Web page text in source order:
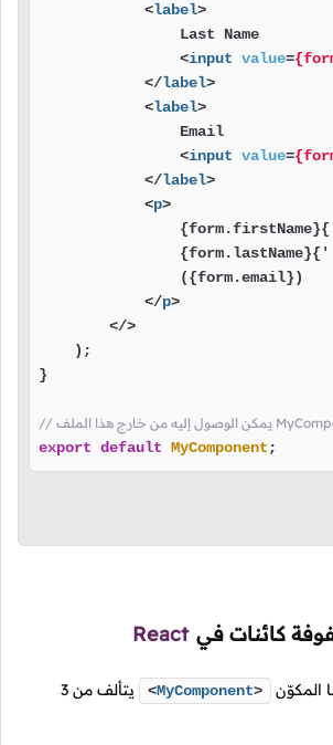
<label>
                Last Name
<input value=
</label>
<label>
                Email
<input value=
</label>
<p>
{form.lastName}{'
                ({form.email})
</p>
</>
    );
}
export default MyComponent ;
كائنات في React
المكوّن <MyComponent> يتألف من 3